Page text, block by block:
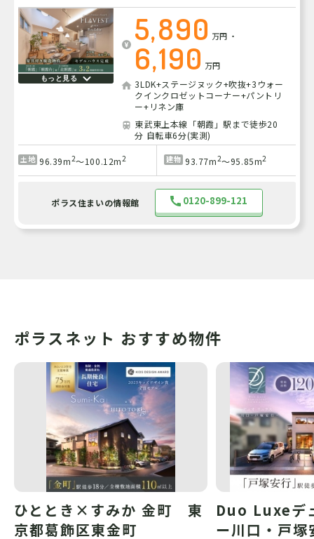
もっと見る
5,890 万円 ・
6,190 万円
3LDK+ステージヌック+吹抜+3ウォー
クインクロゼットコーナー+パントリ
ー+リネン庫
東武東上本線「朝霞」駅まで徒歩20
分 自転車6分(実測)
土地 96.39m2～100.12m2 建物 93.77m2～95.85m2
ポラス住まいの情報館 0120-899-121
ポラスネット おすすめ物件
ひととき×すみか 金町 東
京都葛飾区東金町
Duo Luxeデ
ー川口・戸